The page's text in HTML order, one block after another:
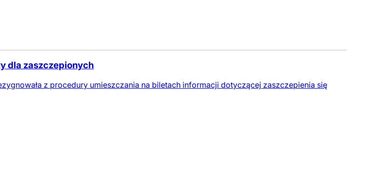
dla zaszczepionych
z procedury umieszczania na biletach informacji dotyczącej zaszczepienia się